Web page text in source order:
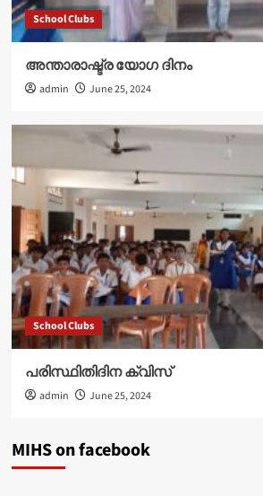
School Clubs
അന്താരാഷ്ട്ര യോഗ ദിനം
admin June 25, 2024
School Clubs
പരിസ്ഥിതിദിന ക്വിസ്
admin June 25, 2024
MIHS on facebook